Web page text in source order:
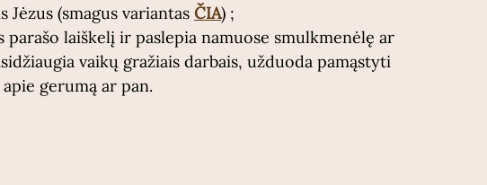
(smagus variantas ČIA) ;
parašo laiškelį ir paslepia namuose smulkmenėlę ar
vaikų gražiais darbais, užduoda pamąstyti
gerumą ar pan.